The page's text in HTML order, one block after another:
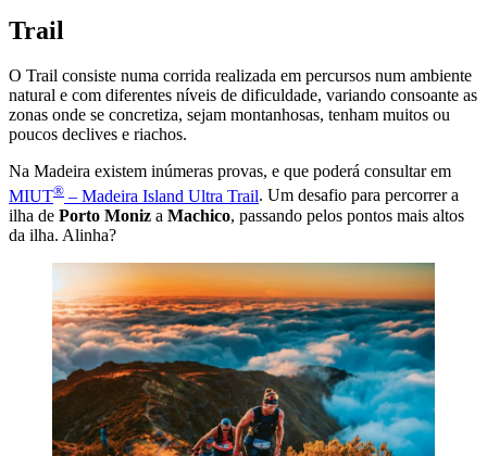
Trail
O Trail consiste numa corrida realizada em percursos num ambiente
natural e com diferentes níveis de dificuldade, variando consoante as
zonas onde se concretiza, sejam montanhosas, tenham muitos ou
poucos declives e riachos.
Na Madeira existem inúmeras provas, e que poderá consultar em
MIUT® – Madeira Island Ultra Trail. Um desafio para percorrer a
ilha de Porto Moniz a Machico, passando pelos pontos mais altos
da ilha. Alinha?